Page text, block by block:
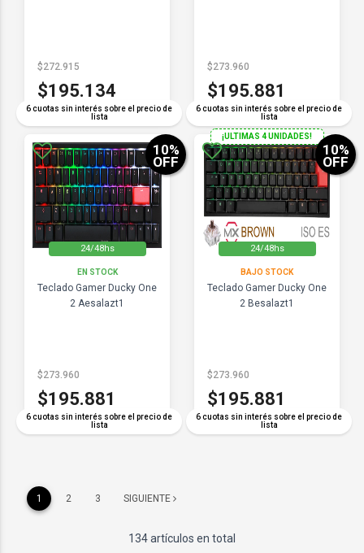
6 cuotas sin interés sobre el precio de
lista
$272.915
$195.134
6 cuotas sin interés sobre el precio de
lista
$273.960
$195.881
24/48hs
EN STOCK
Teclado Gamer Ducky One
2 Aesalazt1
6 cuotas sin interés sobre el precio de
lista
10%
OFF
$273.960
$195.881
24/48hs
¡ULTIMAS 4 UNIDADES!
BAJO STOCK
Teclado Gamer Ducky One
2 Besalazt1
6 cuotas sin interés sobre el precio de
lista
10%
OFF
$273.960
$195.881
1 2 3 SIGUIENTE
134 artículos en total